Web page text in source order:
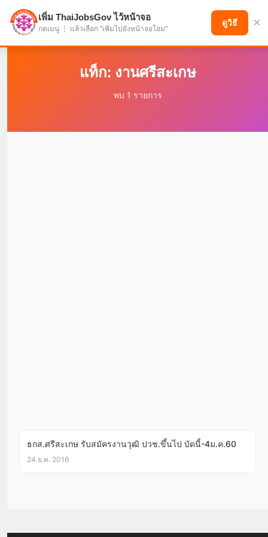
แบ่งปันโอกาส เพื่ออนาคตที่ก้าวหน้า
แท็ก: งานศรีสะเกษ
พบ 1 รายการ
ธกส.ศรีสะเกษ รับสมัครงานวุฒิ ปวช.ขึ้นไป บัดนี้-4ม.ค.60
24 ธ.ค. 2016
เพิ่ม ThaiJobsGov ไว้หน้าจอ
กดเมนู ⋮ แล้วเลือก "เพิ่มไปยังหน้าจอโฮม"
ดูวิธี ×